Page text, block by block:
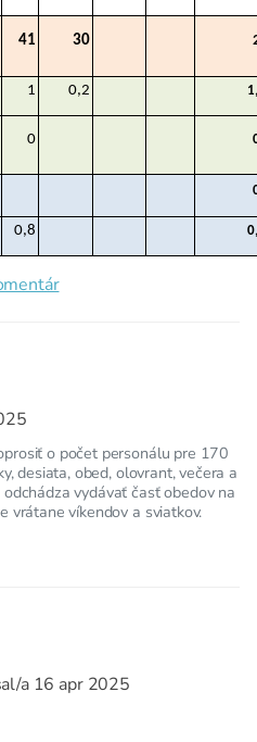
41 30
1 0,2
0
0,8
o počet personálu pre 170
desiata, obed, olovrant, večera a
vydávať časť obedov na
vrátane víkendov a sviatkov.
a 16 apr 2025